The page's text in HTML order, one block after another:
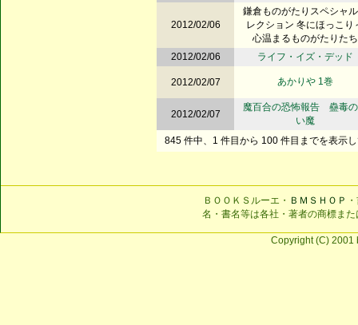
2012/02/06
鎌倉ものがたりスペシャ
レクション 冬にほっこり
心温まるものがたりたち
2012/02/06
ライフ・イズ・デッド
2012/02/07 あかりや 1巻
2012/02/07
魔百合の恐怖報告 蠱毒
い魔
845 件中、1 件目から 100 件目までを表示
ＢＯＯＫＳルーエ・ ＢＭＳＨＯＰ
名・書名等は各社・著者の商標ま
Copyright (C) 2001